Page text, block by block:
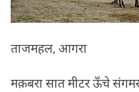
ताजमहल, आगरा
मक़बरा सात मीटर ऊँचे